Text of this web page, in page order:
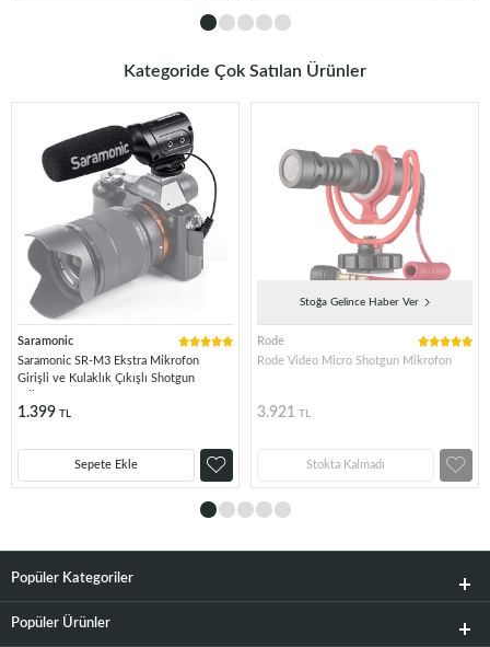
Kategoride Çok Satılan Ürünler
Saramonic
Saramonic SR-M3 Ekstra Mikrofon
Girişli ve Kulaklık Çıkışlı Shotgun
1.399 TL
Sepete Ekle
Stoğa Gelince Haber Ver
Rode
Rode Video Micro Shotgun Mikrofon
3.921 TL
Stokta Kalmadı
Popüler Kategoriler
Popüler Ürünler